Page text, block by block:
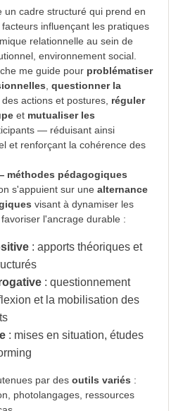
un cadre structuré qui prend en
influençant les pratiques
relationnelle au sein de
environnement social.
me guide pour problématiser
questionner la
des actions et postures, réguler
et mutualiser les
— réduisant ainsi
et renforçant la cohérence des
méthodes pédagogiques
s'appuient sur une alternance
visant à dynamiser les
l'ancrage durable :
: apports théoriques et
: questionnement
et la mobilisation des
: mises en situation, études
par des outils variés :
photolangages, ressources